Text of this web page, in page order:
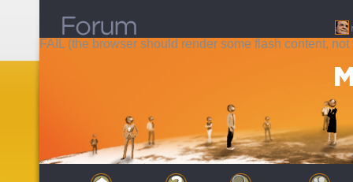
FAIL (the browser should render some flash content, not